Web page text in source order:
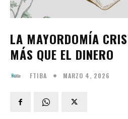
LA MAYORDOMÍA
MÁS QUE EL DINERO
FTIBA MARZO 4, 2026